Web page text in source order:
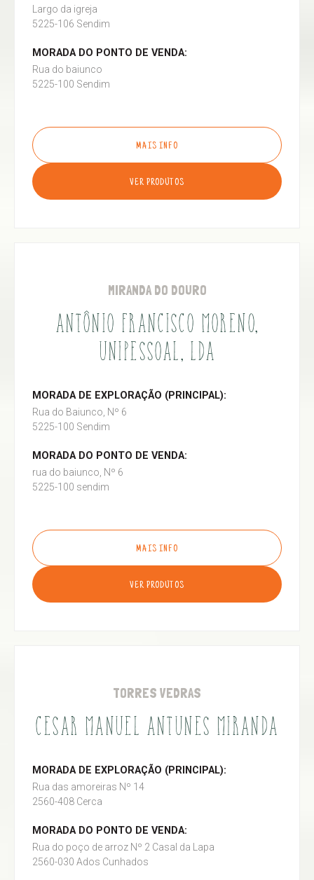
Largo da igreja
5225-106 Sendim
MORADA DO PONTO DE VENDA:
Rua do baiunco
5225-100 Sendim
MAIS INFO
VER PRODUTOS
MIRANDA DO DOURO
ANTÔNIO FRANCISCO MORENO,
UNIPESSOAL, LDA
MORADA DE EXPLORAÇÃO (PRINCIPAL):
Rua do Baiunco, Nº 6
5225-100 Sendim
MORADA DO PONTO DE VENDA:
rua do baiunco, Nº 6
5225-100 sendim
MAIS INFO
VER PRODUTOS
TORRES VEDRAS
CESAR MANUEL ANTUNES MIRANDA
MORADA DE EXPLORAÇÃO (PRINCIPAL):
Rua das amoreiras Nº 14
2560-408 Cerca
MORADA DO PONTO DE VENDA:
Rua do poço de arroz Nº 2 Casal da Lapa
2560-030 Ados Cunhados